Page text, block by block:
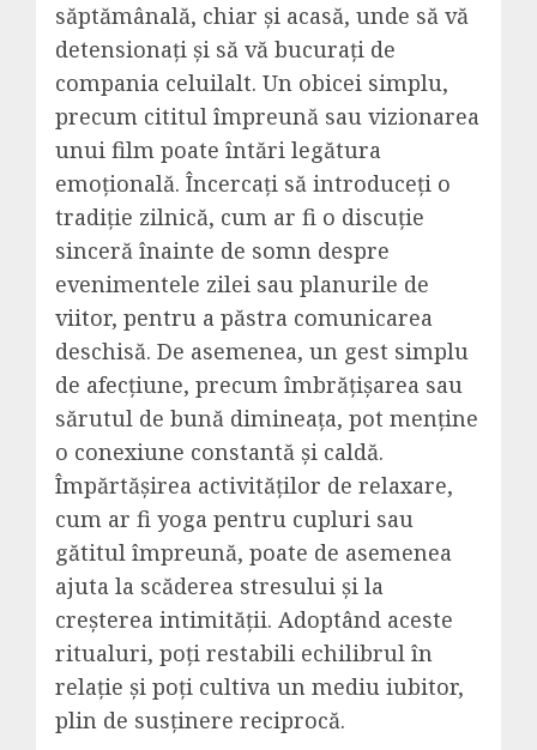
săptămânală, chiar și acasă, unde să vă
detensionați și să vă bucurați de
compania celuilalt. Un obicei simplu,
precum cititul împreună sau vizionarea
unui film poate întări legătura
emoțională. Încercați să introduceți o
tradiție zilnică, cum ar fi o discuție
sinceră înainte de somn despre
evenimentele zilei sau planurile de
viitor, pentru a păstra comunicarea
deschisă. De asemenea, un gest simplu
de afecțiune, precum îmbrățișarea sau
sărutul de bună dimineața, pot menține
o conexiune constantă și caldă.
Împărtășirea activităților de relaxare,
cum ar fi yoga pentru cupluri sau
gătitul împreună, poate de asemenea
ajuta la scăderea stresului și la
creșterea intimității. Adoptând aceste
ritualuri, poți restabili echilibrul în
relație și poți cultiva un mediu iubitor,
plin de susținere reciprocă.